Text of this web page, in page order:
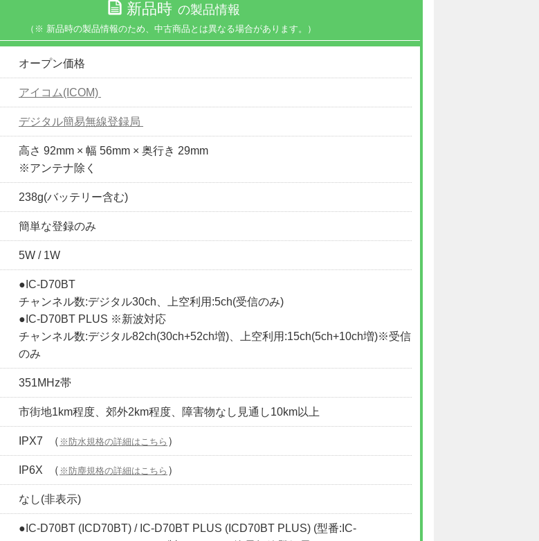
新品時 の製品情報
（※ 新品時の製品情報のため、中古商品とは異なる場合があります。）
オープン価格
アイコム(ICOM)
デジタル簡易無線登録局
高さ 92mm × 幅 56mm × 奥行き 29mm
※アンテナ除く
238g(バッテリー含む)
簡単な登録のみ
5W / 1W
●IC-D70BT
チャンネル数:デジタル30ch、上空利用:5ch(受信のみ)
●IC-D70BT PLUS ※新波対応
チャンネル数:デジタル82ch(30ch+52ch増)、上空利用:15ch(5ch+10ch増)※受信
のみ
351MHz帯
市街地1km程度、郊外2km程度、障害物なし見通し10km以上
IPX7 （ ※防水規格の詳細はこちら ）
IP6X （ ※防塵規格の詳細はこちら ）
なし(非表示)
●IC-D70BT (ICD70BT) / IC-D70BT PLUS (ICD70BT PLUS) (型番:IC-